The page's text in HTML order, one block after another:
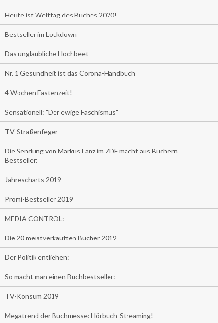
Heute ist Welttag des Buches 2020!
Bestseller im Lockdown
Das unglaubliche Hochbeet
Nr. 1 Gesundheit ist das Corona-Handbuch
4 Wochen Fastenzeit!
Sensationell: "Der ewige Faschismus"
TV-Straßenfeger
Die Sendung von Markus Lanz im ZDF macht aus Büchern
Bestseller:
Jahrescharts 2019
Promi-Bestseller 2019
MEDIA CONTROL:
Die 20 meistverkauften Bücher 2019
Der Politik entliehen:
So macht man einen Buchbestseller:
TV-Konsum 2019
Megatrend der Buchmesse: Hörbuch-Streaming!